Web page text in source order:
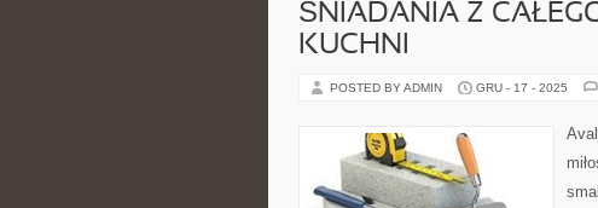
ŚNIADANIA Z
KUCHNI
POSTED BY ADMIN GRU - 17 - 2025